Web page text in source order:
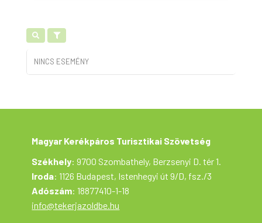
NINCS ESEMÉNY
Magyar Kerékpáros Turisztikai Szövetség
Székhely: 9700 Szombathely, Berzsenyi D. tér 1.
Iroda: 1126 Budapest, Istenhegyi út 9/D, fsz./3
Adószám: 18877410-1-18
info@tekerjazoldbe.hu